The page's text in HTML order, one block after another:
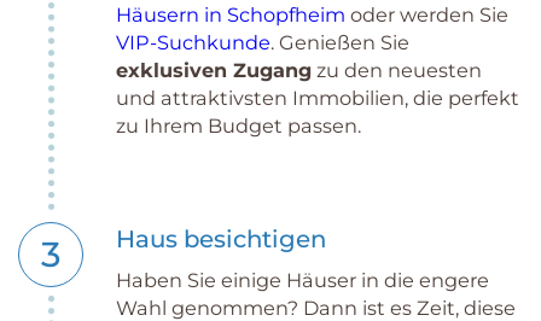
Häusern in Schopfheim oder werden Sie
VIP-Suchkunde. Genießen Sie
exklusiven Zugang zu den neuesten
und attraktivsten Immobilien, die perfekt
zu Ihrem Budget passen.
3 Haus besichtigen
Haben Sie einige Häuser in die engere
Wahl genommen? Dann ist es Zeit, diese